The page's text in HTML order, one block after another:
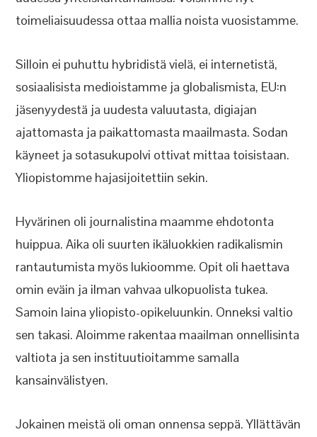
toimeliaisuudessa ottaa mallia noista vuosistamme.
Silloin ei puhuttu hybridistä vielä, ei internetistä,
sosiaalisista medioistamme ja globalismista, EU:n
jäsenyydestä ja uudesta valuutasta, digiajan
ajattomasta ja paikattomasta maailmasta. Sodan
käyneet ja sotasukupolvi ottivat mittaa toisistaan.
Yliopistomme hajasijoitettiin sekin.
Hyvärinen oli journalistina maamme ehdotonta
huippua. Aika oli suurten ikäluokkien radikalismin
rantautumista myös lukioomme. Opit oli haettava
omin eväin ja ilman vahvaa ulkopuolista tukea.
Samoin laina yliopisto-opikeluunkin. Onneksi valtio
sen takasi. Aloimme rakentaa maailman onnellisinta
valtiota ja sen instituutioitamme samalla
kansainvälistyen.
Jokainen meistä oli oman onnensa seppä. Yllättävän